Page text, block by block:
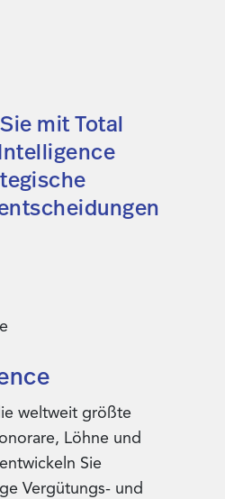
mit Total
weltweit größte
Löhne und
Sie
Vergütungs- und